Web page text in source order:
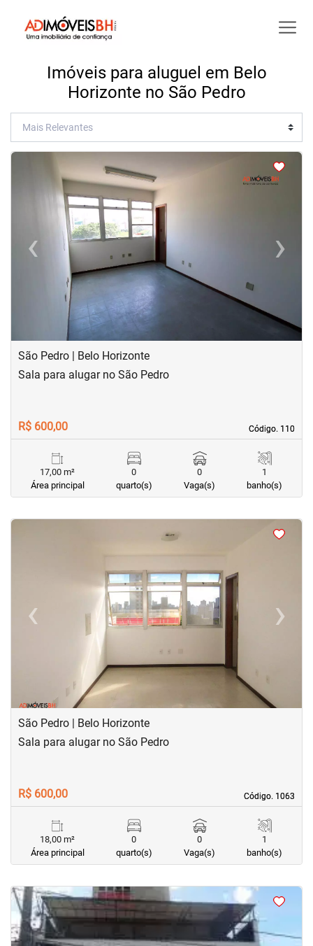
Imóveis para aluguel em Belo
Horizonte no São Pedro
<
‹Previous ›Next
São Pedro | Belo Horizonte
Código. 110
Código. 110
Sala para alugar no São Pedro
R$ 600,00
17,00 m²
Área principal
0
quarto(s)
0
Vaga(s)
1
banho(s)
<
‹Previous ›Next
São Pedro | Belo Horizonte
Código. 1063
Código. 1063
Sala para alugar no São Pedro
R$ 600,00
18,00 m²
Área principal
0
quarto(s)
0
Vaga(s)
1
banho(s)
<< <<